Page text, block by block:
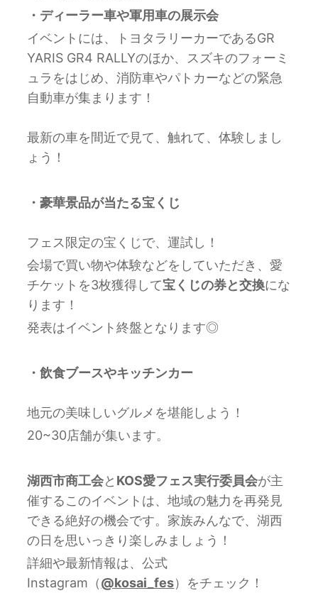
・ディーラー車や軍用車の展示会
イベントには、トヨタラリーカーであるGR
YARIS GR4 RALLYのほか、スズキのフォーミ
ュラをはじめ、消防車やパトカーなどの緊急
自動車が集まります！
最新の車を間近で見て、触れて、体験しまし
ょう！
・豪華景品が当たる宝くじ
フェス限定の宝くじで、運試し！
会場で買い物や体験などをしていただき、愛
チケットを3枚獲得して宝くじの券と交換にな
ります！
発表はイベント終盤となります◎
・飲食ブースやキッチンカー
地元の美味しいグルメを堪能しよう！
20~30店舗が集います。
湖西市商工会と KOS愛フェス実行委員会が主
催するこのイベントは、地域の魅力を再発見
できる絶好の機会です。家族みんなで、湖西
の日を思いっきり楽しみましょう！
詳細や最新情報は、公式
Instagram（@kosai_fes）をチェック！